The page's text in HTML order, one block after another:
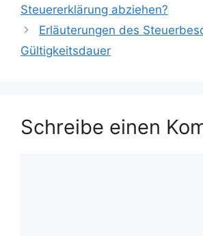
Steuererklärung abziehen?
Erläuterungen des
Gültigkeitsdauer
Schreibe einen